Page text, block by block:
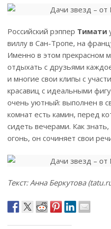
Российский рэппер Тимати
виллу в Сан-Тропе, на
Именно в этом прекрасном
отдыхать с друзьями
и многие свои клипы с
красавиц с идеальными
очень уютный: выполнен в
комнат есть камин, перед
сидеть вечерами. Как
огонь, он сочиняет свои
Текст: Анна Беркутова